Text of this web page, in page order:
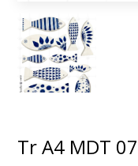
Tr A4 MDT 07